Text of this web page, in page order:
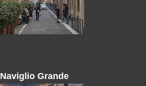
Naviglio Grande